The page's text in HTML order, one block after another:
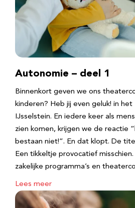
Autonomie – deel 1
Binnenkort geven we ons
kinderen? Heb jij even geluk! in
IJsselstein. En iedere keer als
zien komen, krijgen we de reactie
bestaan niet!”. En dat klopt. De
Een tikkeltje provocatief
zakelijke programma’s en
Lees meer